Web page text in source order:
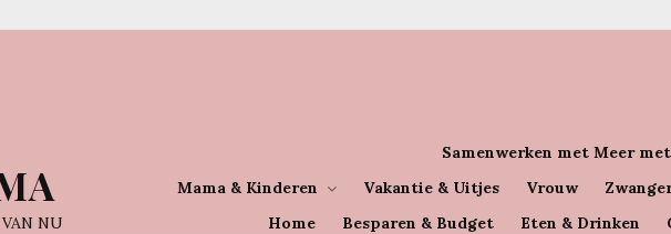
NU Home Besparen & Budget Eten & Drinken
Mama & Kinderen Vakantie & Uitjes Vrouw
Samenwerken met Meer